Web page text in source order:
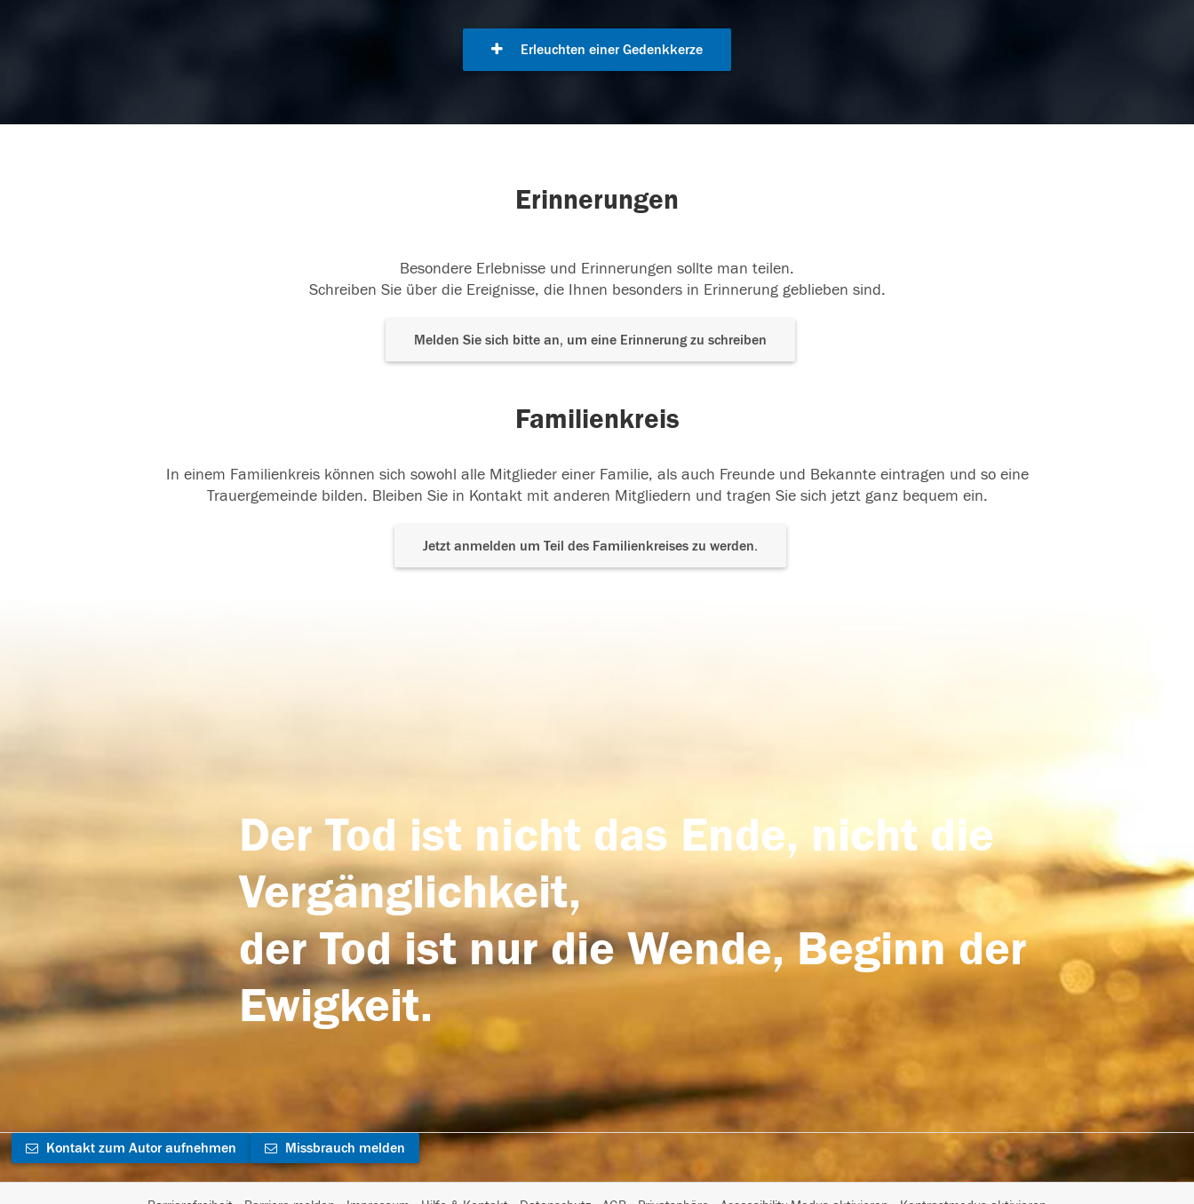
Erleuchten einer Gedenkkerze
Erinnerungen
Besondere Erlebnisse und Erinnerungen sollte man teilen.
Schreiben Sie über die Ereignisse, die Ihnen besonders in Erinnerung geblieben sind.
Melden Sie sich bitte an, um eine Erinnerung zu schreiben
Familienkreis
In einem Familienkreis können sich sowohl alle Mitglieder einer Familie, als auch Freunde und Bekannte eintragen und so eine
Trauergemeinde bilden. Bleiben Sie in Kontakt mit anderen Mitgliedern und tragen Sie sich jetzt ganz bequem ein.
Jetzt anmelden um Teil des Familienkreises zu werden.
Der Tod ist nicht das Ende, nicht die
Vergänglichkeit,
der Tod ist nur die Wende, Beginn der
Ewigkeit.
Kontakt zum Autor aufnehmen Missbrauch melden